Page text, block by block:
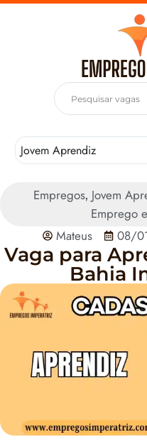
Jovem Aprendiz
Empregos, Jovem
Emprego
Mateus
08/
Vaga para
Bahia